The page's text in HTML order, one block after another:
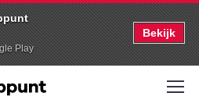
Play
Bekijk